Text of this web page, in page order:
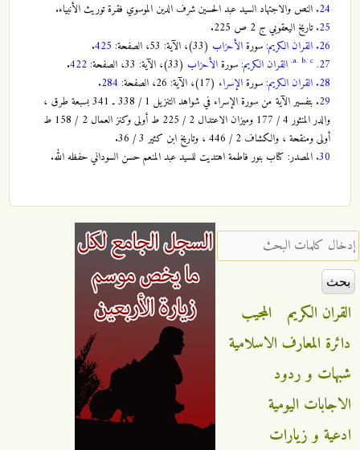
24. النص والاجتهاد السيد عبد الحسين شرف الدين الموسوي فقرة توريث الأنبياء.
25. تاريخ اليعقوبي ج 2 ص 225.
26. القران الكريم: سورةالأحزاب (33)، الآية: 53، الصفحة: 425
.
27.
a. b. c. القران الكريم: سورةالأحزاب (33)، الآية: 33، الصفحة: 422
.
28. القران الكريم: سورةالإسراء (17)، الآية: 26، الصفحة: 284
.
29.
بتفسير الآية من سورة الإسراء في شواهد التنزيل 1 / 338 ـ 341 بسبعة طرق ،
والدر المنثور 4 / 177 وميزان الاعتدال 2 / 225 ط أولى وكنز العمال 2 / 158 ط
أولى ومنقحة ، والكشاف 2 / 446 ، وتاريخ ابن كثير 3 / 36.
30. المصدر: كتاب بنور فاطمة اهتديت للسيد عبد المنعم حسن السوداني حفظه الله.
‏إدخال كلمات البحث ‏
القران الكريم
المجيب
دائرة المعارف الاسلامية
شبهات و ردود
الاجابات اليومية
ادعية و زيارات